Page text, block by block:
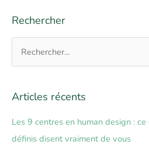
Rechercher
e
h
e
r
Articles récents
Les 9 centres en human design :
définis disent vraiment de vous